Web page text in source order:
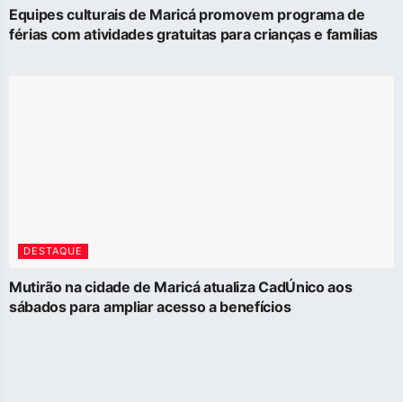
Equipes culturais de Maricá promovem programa de
férias com atividades gratuitas para crianças e famílias
DESTAQUE
Mutirão na cidade de Maricá atualiza CadÚnico aos
sábados para ampliar acesso a benefícios